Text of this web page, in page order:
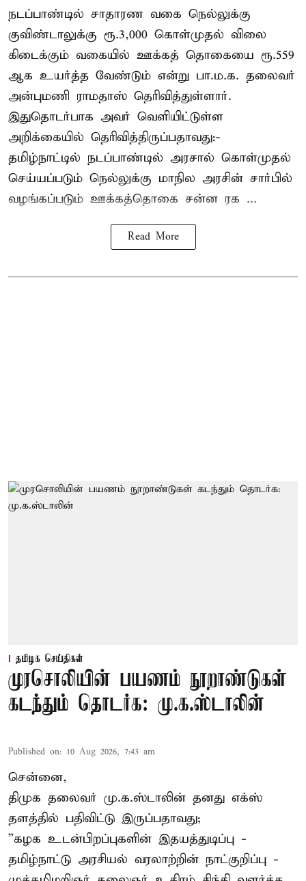
நடப்பாண்டில் சாதாரண வகை நெல்லுக்கு
குவிண்டாலுக்கு ரூ.3,000 கொள்முதல் விலை
கிடைக்கும் வகையில் ஊக்கத் தொகையை ரூ.559
ஆக உயர்த்த வேண்டும் என்று பா.ம.க. தலைவர்
அன்புமணி ராமதாஸ் தெரிவித்துள்ளார்.
இதுதொடர்பாக அவர் வெளியிட்டுள்ள
அறிக்கையில் தெரிவித்திருப்பதாவது:-
தமிழ்நாட்டில் நடப்பாண்டில் அரசால் கொள்முதல்
செய்யப்படும் நெல்லுக்கு மாநில அரசின் சார்பில்
வழங்கப்படும் ஊக்கத்தொகை சன்ன ரக ...
Read More
தமிழக செய்திகள்
முரசொலியின் பயணம் நூறாண்டுகள்
கடந்தும் தொடர்க: மு.க.ஸ்டாலின்
Published on: 10 Aug 2026, 7:43 am
சென்னை,
திமுக தலைவர் மு.க.ஸ்டாலின் தனது எக்ஸ்
தளத்தில் பதிவிட்டு இருப்பதாவது;
”கழக உடன்பிறப்புகளின் இதயத்துடிப்பு -
தமிழ்நாட்டு அரசியல் வரலாற்றின் நாட்குறிப்பு -